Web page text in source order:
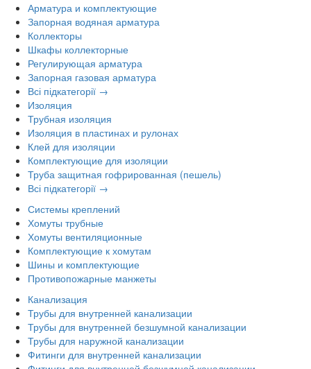
Арматура и комплектующие
Запорная водяная арматура
Коллекторы
Шкафы коллекторные
Регулирующая арматура
Запорная газовая арматура
Всі підкатегорії →
Изоляция
Трубная изоляция
Изоляция в пластинах и рулонах
Клей для изоляции
Комплектующие для изоляции
Труба защитная гофрированная (пешель)
Всі підкатегорії →
Системы креплений
Хомуты трубные
Хомуты вентиляционные
Комплектующие к хомутам
Шины и комплектующие
Противопожарные манжеты
Канализация
Трубы для внутренней канализации
Трубы для внутренней безшумной канализации
Трубы для наружной канализации
Фитинги для внутренней канализации